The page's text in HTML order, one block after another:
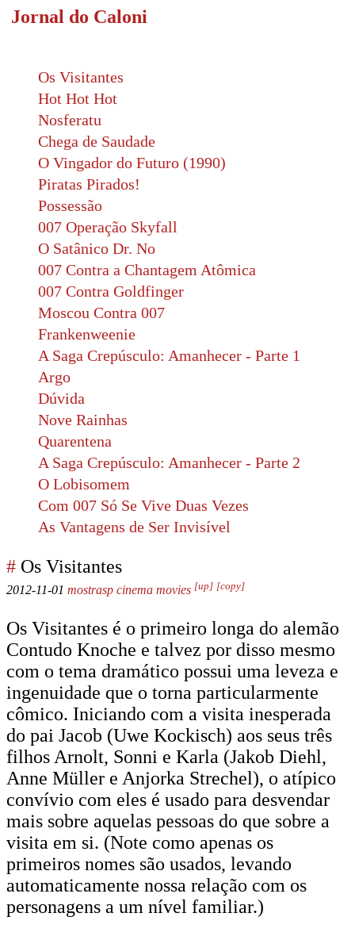
Jornal do Caloni
Os Visitantes
Hot Hot Hot
Nosferatu
Chega de Saudade
O Vingador do Futuro (1990)
Piratas Pirados!
Possessão
007 Operação Skyfall
O Satânico Dr. No
007 Contra a Chantagem Atômica
007 Contra Goldfinger
Moscou Contra 007
Frankenweenie
A Saga Crepúsculo: Amanhecer - Parte 1
Argo
Dúvida
Nove Rainhas
Quarentena
A Saga Crepúsculo: Amanhecer - Parte 2
O Lobisomem
Com 007 Só Se Vive Duas Vezes
As Vantagens de Ser Invisível
# Os Visitantes
2012-11-01 mostrasp cinema movies [up] [copy]
Os Visitantes é o primeiro longa do alemão
Contudo Knoche e talvez por disso mesmo
com o tema dramático possui uma leveza e
ingenuidade que o torna particularmente
cômico. Iniciando com a visita inesperada
do pai Jacob (Uwe Kockisch) aos seus três
filhos Arnolt, Sonni e Karla (Jakob Diehl,
Anne Müller e Anjorka Strechel), o atípico
convívio com eles é usado para desvendar
mais sobre aquelas pessoas do que sobre a
visita em si. (Note como apenas os
primeiros nomes são usados, levando
automaticamente nossa relação com os
personagens a um nível familiar.)